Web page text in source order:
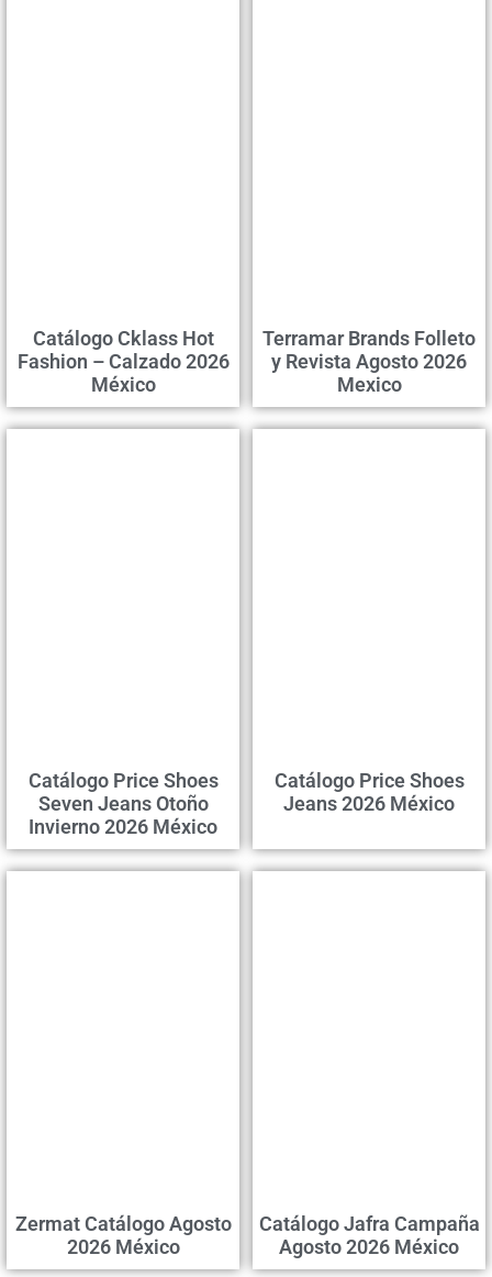
Catálogo Cklass Hot
Fashion – Calzado 2026
México
Terramar Brands Folleto
y Revista Agosto 2026
Mexico
Catálogo Price Shoes
Seven Jeans Otoño
Invierno 2026 México
Catálogo Price Shoes
Jeans 2026 México
Zermat Catálogo Agosto
2026 México
Catálogo Jafra Campaña
Agosto 2026 México